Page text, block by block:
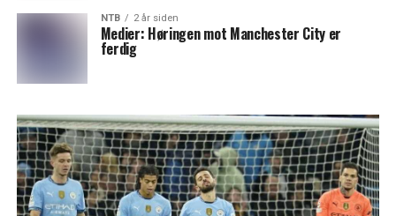
NTB 2 år siden
Medier: Høringen mot Manchester City er
ferdig